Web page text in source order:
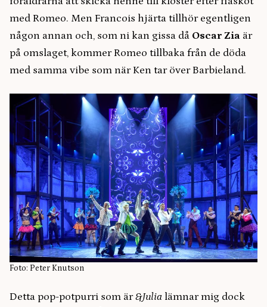
med Romeo. Men Francois hjärta tillhör egentligen
någon annan och, som ni kan gissa då Oscar Zia är
på omslaget, kommer Romeo tillbaka från de döda
med samma vibe som när Ken tar över Barbieland.
Foto: Peter Knutson
Detta pop-potpurri som är&Julia lämnar mig dock